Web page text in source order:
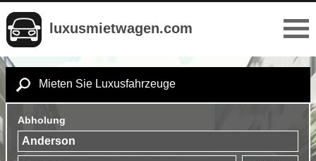
luxusmietwagen.com
Mieten Sie Luxusfahrzeuge
Abholung